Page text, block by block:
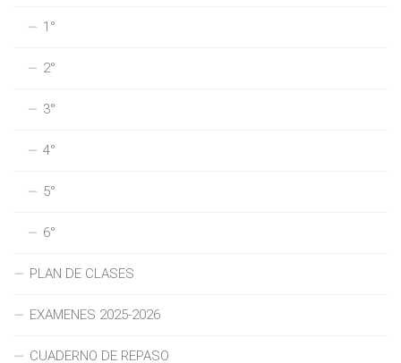
1°
2°
3°
4°
5°
6°
PLAN DE CLASES
EXAMENES 2025-2026
CUADERNO DE REPASO